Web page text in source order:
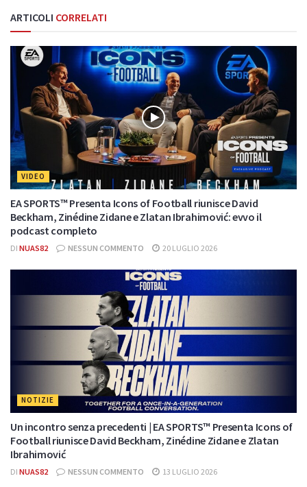
ARTICOLI CORRELATI
VIDEO
EA SPORTS™ Presenta Icons of Football riunisce David
Beckham, Zinédine Zidane e Zlatan Ibrahimović: evvo il
podcast completo
DI NUAS82 NESSUN COMMENTO 20 LUGLIO 2026
NOTIZIE
Un incontro senza precedenti | EA SPORTS™ Presenta Icons of
Football riunisce David Beckham, Zinédine Zidane e Zlatan
Ibrahimović
DI NUAS82 NESSUN COMMENTO 13 LUGLIO 2026